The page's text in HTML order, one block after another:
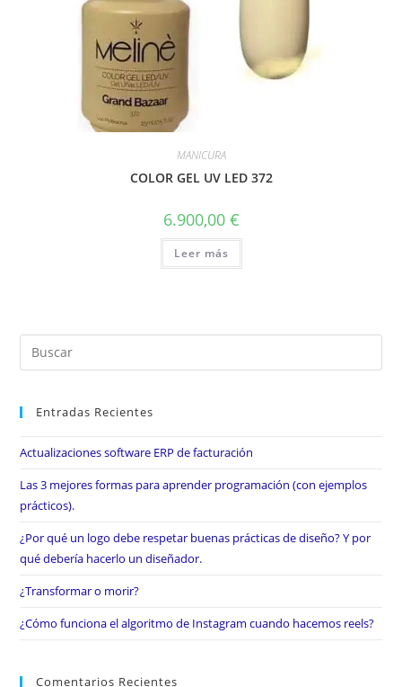
MANICURA
COLOR GEL UV LED 372
6.900,00 €
Leer más
Entradas Recientes
Actualizaciones software ERP de facturación
Las 3 mejores formas para aprender programación (con ejemplos
prácticos).
¿Por qué un logo debe respetar buenas prácticas de diseño? Y por
qué debería hacerlo un diseñador.
¿Transformar o morir?
¿Cómo funciona el algoritmo de Instagram cuando hacemos reels?
Comentarios Recientes